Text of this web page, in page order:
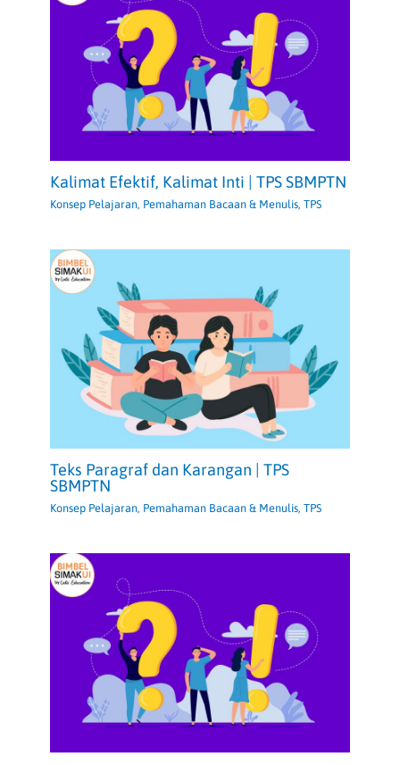
Kalimat Efektif, Kalimat Inti | TPS SBMPTN
Konsep Pelajaran, Pemahaman Bacaan & Menulis,TPS
Teks Paragraf dan Karangan | TPS
SBMPTN
Konsep Pelajaran, Pemahaman Bacaan & Menulis,TPS